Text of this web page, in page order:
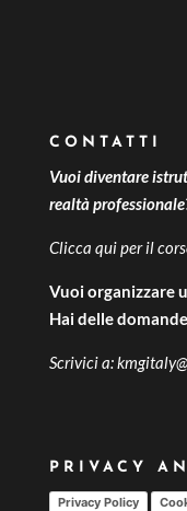
CONTATTI
Vuoi diventare
realtà
Clicca qui per il
Vuoi organizzare
Hai delle
Scrivici a:
PRIVACY
Privacy Policy